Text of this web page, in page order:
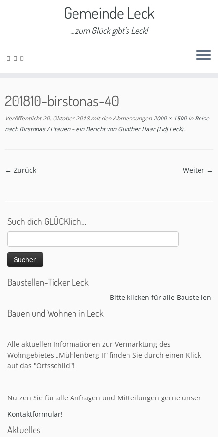
Inhalt
springen
Gemeinde Leck
…zum Glück gibt's Leck!
201810-birstonas-40
Veröffentlicht20. Oktober 2018mit den Abmessungen2000 × 1500inReise
nach Birstonas / Litauen – ein Bericht von Gunther Haar (HdJ Leck).
← Zurück Weiter →
Such dich GLÜCKlich…
Suchen
nach:
Baustellen-Ticker Leck
Bitte klicken für alle Baustellen-
Bauen und Wohnen in Leck
Alle aktuellen Informationen zur Vermarktung des
Wohngebietes „Mühlenberg II“ finden Sie durch einen Klick
auf das "Ortsschild"!
Nutzen Sie für alle Anfragen und Mitteilungen gerne unser
Kontaktformular!
Aktuelles